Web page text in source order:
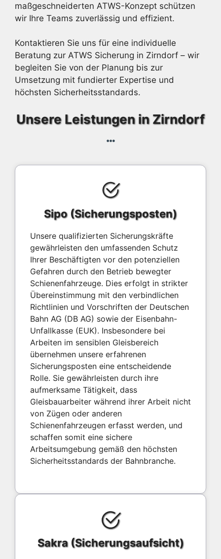
maßgeschneiderten ATWS-Konzept schützen
wir Ihre Teams zuverlässig und effizient.
Kontaktieren Sie uns für eine individuelle
Beratung zur ATWS Sicherung in Zirndorf – wir
begleiten Sie von der Planung bis zur
Umsetzung mit fundierter Expertise und
höchsten Sicherheitsstandards.
Unsere Leistungen in Zirndorf
Sipo (Sicherungsposten)
Unsere qualifizierten Sicherungskräfte
gewährleisten den umfassenden Schutz
Ihrer Beschäftigten vor den potenziellen
Gefahren durch den Betrieb bewegter
Schienenfahrzeuge. Dies erfolgt in strikter
Übereinstimmung mit den verbindlichen
Richtlinien und Vorschriften der Deutschen
Bahn AG (DB AG) sowie der Eisenbahn-
Unfallkasse (EUK). Insbesondere bei
Arbeiten im sensiblen Gleisbereich
übernehmen unsere erfahrenen
Sicherungsposten eine entscheidende
Rolle. Sie gewährleisten durch ihre
aufmerksame Tätigkeit, dass
Gleisbauarbeiter während ihrer Arbeit nicht
von Zügen oder anderen
Schienenfahrzeugen erfasst werden, und
schaffen somit eine sichere
Arbeitsumgebung gemäß den höchsten
Sicherheitsstandards der Bahnbranche.
Sakra (Sicherungsaufsicht)